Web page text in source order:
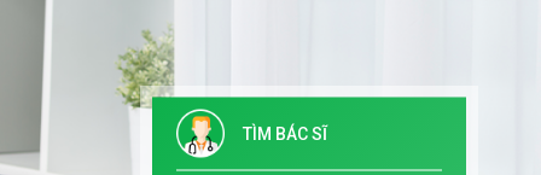
Đội ngũ bác sĩ
Chỉ đạo tuyến & Đào tạo
Danh mục dịch vụ kỹ thuật TÌM BÁC SĨ